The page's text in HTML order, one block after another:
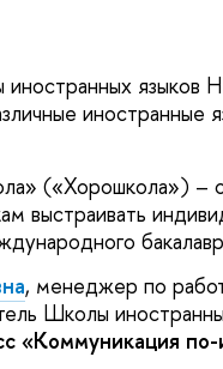
иностранные
(«Хорошкола») –
выстраивать
, менеджер по
Школы
«Коммуникация по-